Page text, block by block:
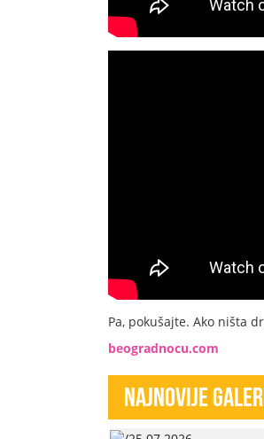
Pa, pokušajte. Ako ništa
beogradnocu.com
Najnovije